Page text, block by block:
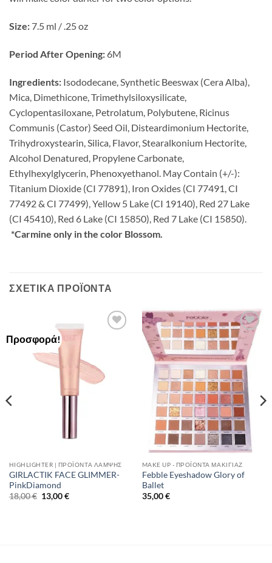
Size: 7.5 ml / .25 oz
Period After Opening: 6M
Ingredients: Isododecane, Synthetic Beeswax (Cera Alba),
Mica, Dimethicone, Trimethylsiloxysilicate,
Cyclopentasiloxane, Petrolatum, Polybutene, Ricinus
Communis (Castor) Seed Oil, Disteardimonium Hectorite,
Trihydroxystearin, Silica, Flavor, Stearalkonium Hectorite,
Alcohol Denatured, Propylene Carbonate,
Ethylhexylglycerin, Phenoxyethanol. May Contain (+/-):
Titanium Dioxide (CI 77891), Iron Oxides (CI 77491, CI
77492 & CI 77499), Yellow 5 Lake (CI 19140), Red 27 Lake
(CI 45410), Red 6 Lake (CI 15850), Red 7 Lake (CI 15850).
*Carmine only in the color Blossom.
ΣΧΕΤΙΚΆ ΠΡΟΪΌΝΤΑ
Προσφορά!
HIGHLIGHTER | ΠΡΟΪΌΝΤΑ ΛΆΜΨΗΣ
GIRLACTIK FACE GLIMMER-
PinkDiamond
18,00€ Original
price
13,00€Η
Add to
Wishlist
MAKE UP - ΠΡΟΪΌΝΤΑ ΜΑΚΙΓΙΆΖ
Febble Eyeshadow Glory of
Ballet
35,00€